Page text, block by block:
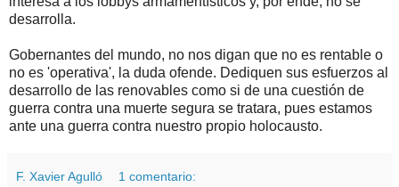
desarrolla.
Gobernantes del mundo, no nos digan que no es rentable o
no es 'operativa', la duda ofende. Dediquen sus esfuerzos al
desarrollo de las renovables como si de una cuestión de
guerra contra una muerte segura se tratara, pues estamos
ante una guerra contra nuestro propio holocausto.
F. Xavier Agulló 1 comentario: